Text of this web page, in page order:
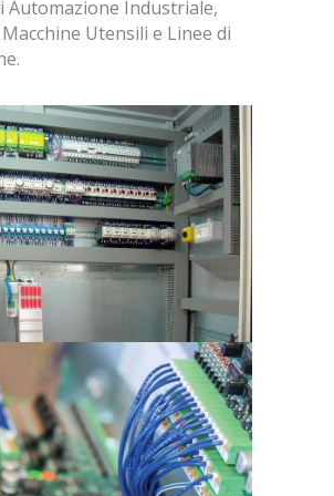
Automazione Industriale,
Utensili e Linee di